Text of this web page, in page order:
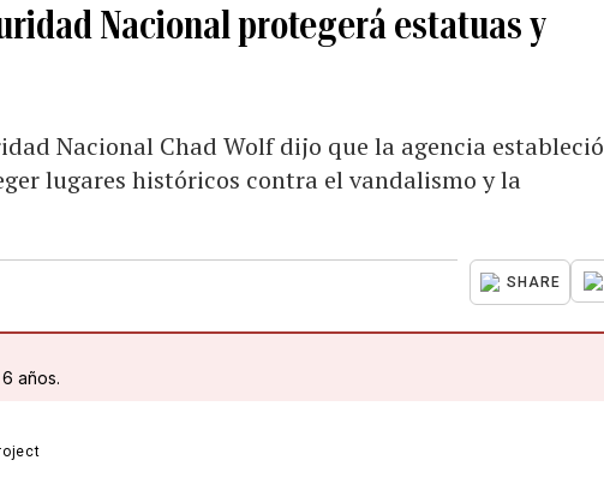
Nacional protegerá estatuas y
Nacional Chad Wolf dijo que la agencia estableció
lugares históricos contra el vandalismo y la
SHARE
años.